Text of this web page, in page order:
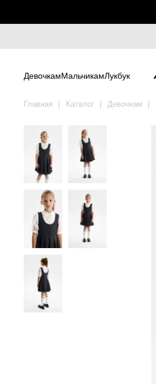
ДевочкамМальчикамЛукбук
Главная Каталог Девочкам